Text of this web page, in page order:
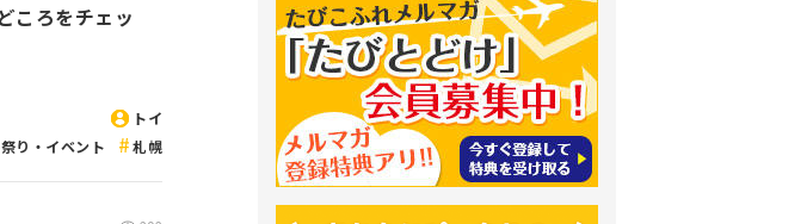
ころをチェッ
トイ
り・イベント 札幌